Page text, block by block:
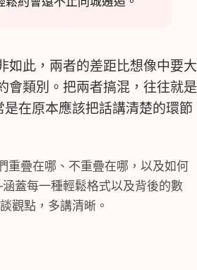
如此，兩者的差距比想像中要大
會類別。把兩者搞混，往往就是
在原本應該把話講清楚的環節
重疊在哪、不重疊在哪，以及如何
蓋每一種輕鬆格式以及背後的數
觀點，多講清晰。